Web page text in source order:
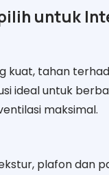
untuk
kuat, tahan
ideal untuk
maksimal.
plafon dan